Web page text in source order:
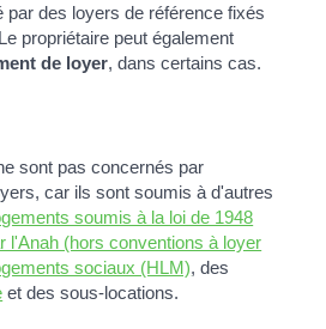
par des loyers de référence fixés
propriétaire peut également
de loyer, dans certains cas.
sont pas concernés par
car ils sont soumis à d'autres
soumis à la loi de 1948
l'Anah (hors conventions à loyer
sociaux (HLM), des
et des sous-locations.